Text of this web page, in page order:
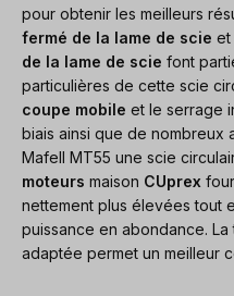
pour obtenir les meilleurs
fermé de la lame de scie et
de la lame de scie font
particulières de cette scie
coupe mobile et le serrage
biais ainsi que de nombreux
Mafell MT55 une scie
moteurs maison CUprex
nettement plus élevées tout
puissance en abondance.
adaptée permet un meilleur